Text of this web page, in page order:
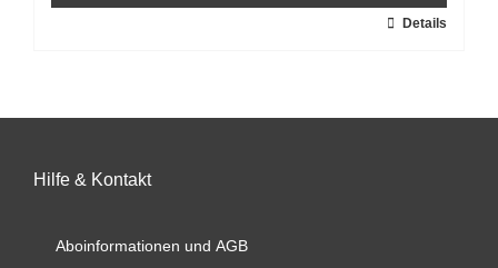
werden
Die
können
Details
Hilfe & Kontakt
Aboinformationen und AGB